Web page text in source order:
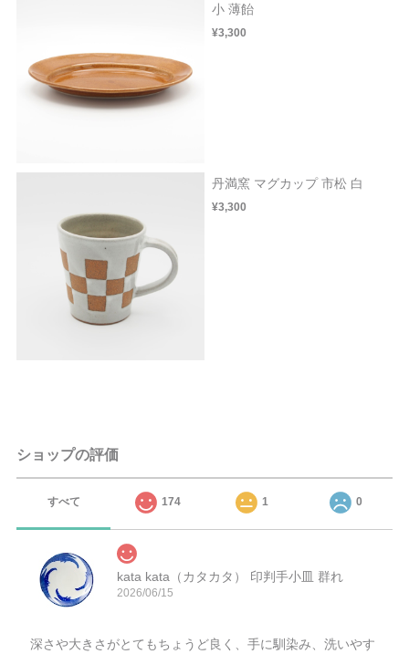
小 薄飴
¥3,300
丹満窯 マグカップ 市松 白
¥3,300
ショップの評価
すべて 174 1 0
kata kata（カタカタ） 印判手小皿 群れ
2026/06/15
深さや大きさがとてもちょうど良く、手に馴染み、洗いやす